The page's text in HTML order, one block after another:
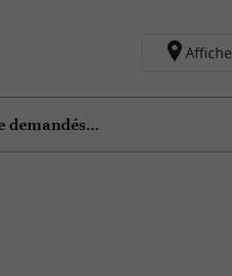
demandés...